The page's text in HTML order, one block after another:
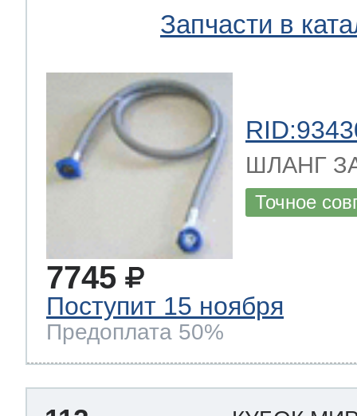
Запчасти в
ШЛАНГ
Точное
7745
Поступит 15 ноября
Предоплата 50%